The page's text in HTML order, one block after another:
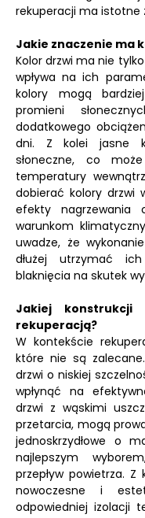
rekuperacji ma istotne
Jakie znaczenie ma
Kolor drzwi ma nie
wpływa na ich
kolory mogą
promieni
dodatkowego
dni. Z kolei jasne
słoneczne, co
temperatury
dobierać kolory drzwi
efekty nagrzewania
warunkom
uwadze, że
dłużej utrzymać
blaknięcia na skutek
Jakiej
rekuperacją?
W kontekście
które nie są
drzwi o niskiej
wpłynąć na
drzwi z wąskimi
przetarcia, mogą
jednoskrzydłowe o
najlepszym
przepływ powietrza. Z
nowoczesne i
odpowiedniej izolacji